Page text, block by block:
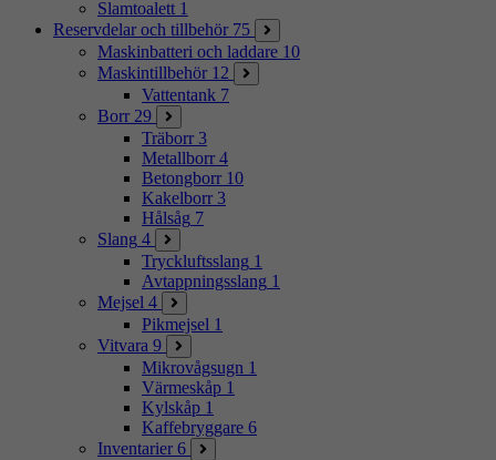
Slamtoalett 1
Reservdelar och tillbehör 75
Maskinbatteri och laddare 10
Maskintillbehör 12
Vattentank 7
Borr 29
Träborr 3
Metallborr 4
Betongborr 10
Kakelborr 3
Hålsåg 7
Slang 4
Tryckluftsslang 1
Avtappningsslang 1
Mejsel 4
Pikmejsel 1
Vitvara 9
Mikrovågsugn 1
Värmeskåp 1
Kylskåp 1
Kaffebryggare 6
Inventarier 6